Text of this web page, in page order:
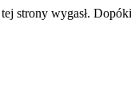
strony wygasł.